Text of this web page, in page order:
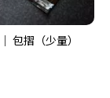
包摺（少量）